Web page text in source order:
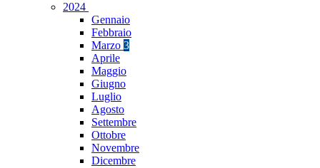
2024
Gennaio
Febbraio
Marzo 3
Aprile
Maggio
Giugno
Luglio
Agosto
Settembre
Ottobre
Novembre
Dicembre